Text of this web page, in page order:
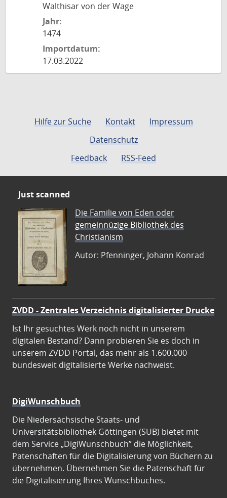
Walthisar von der Wage
Jahr:
1474
Importdatum:
17.03.2022
Hilfe zur Suche Kontakt
Impressum
Datenschutz
Feedback
RSS-Feed
Just scanned
Die Familie von Eden oder
gemeinnüzige Bibliothek des
Christianism
Autor: Pfenninger, Johann Konrad
ZVDD - Zentrales Verzeichnis digitalisierter Drucke
Ist Ihr gesuchtes Werk noch nicht in unserem
digitalen Bestand? Dann probieren Sie es doch in
unserem ZVDD Portal, das mehr als 1.600.000
bundesweit digitalisierte Werke nachweist.
DigiWunschbuch
Die Niedersächsische Staats- und
Universitätsbibliothek Göttingen (SUB) bietet mit
dem Service „DigiWunschbuch” die Möglichkeit,
Patenschaften für die Digitalisierung von Büchern zu
übernehmen. Übernehmen Sie die Patenschaft für
die Digitalisierung Ihres Wunschbuches.